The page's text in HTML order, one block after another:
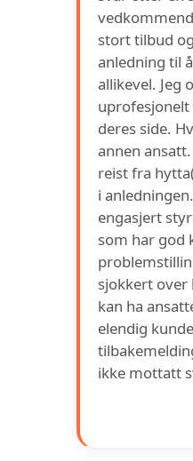
stort tilbud
anledning til
allikevel. Jeg
deres side.
annen
reist fra
i
engasjert
som har god
sjokkert over
kan ha
elendig
ikke mottatt